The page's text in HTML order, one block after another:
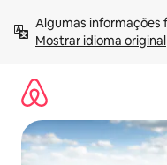
para
Mostrar idioma original